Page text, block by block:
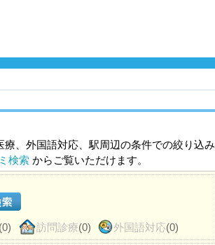
、外国語対応、駅周辺の条件での絞り込み
検索 からご覧いただけます。
(0) 訪問診療(0) 外国語対応(0)